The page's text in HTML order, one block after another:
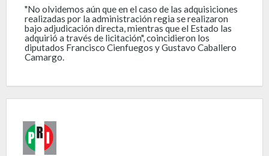
"No olvidemos aún que en el caso de las adquisiciones
realizadas por la administración regia se realizaron
bajo adjudicación directa, mientras que el Estado las
adquirió a través de licitación", coincidieron los
diputados Francisco Cienfuegos y Gustavo Caballero
Camargo.